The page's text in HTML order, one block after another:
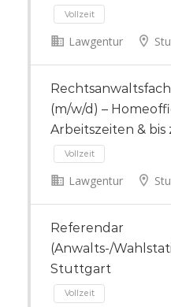
Vollzeit
Lawgentur
(m/w/d) –
Arbeitszeiten &
Vollzeit
Lawgentur
Referendar
(Anwalts-/
Stuttgart